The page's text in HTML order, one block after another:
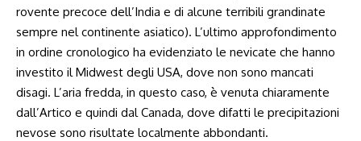
rovente precoce dell’India e di alcune terribili grandinate
sempre nel continente asiatico). L’ultimo approfondimento
in ordine cronologico ha evidenziato le nevicate che hanno
investito il Midwest degli USA, dove non sono mancati
disagi. L’aria fredda, in questo caso, è venuta chiaramente
dall’Artico e quindi dal Canada, dove difatti le precipitazioni
nevose sono risultate localmente abbondanti.